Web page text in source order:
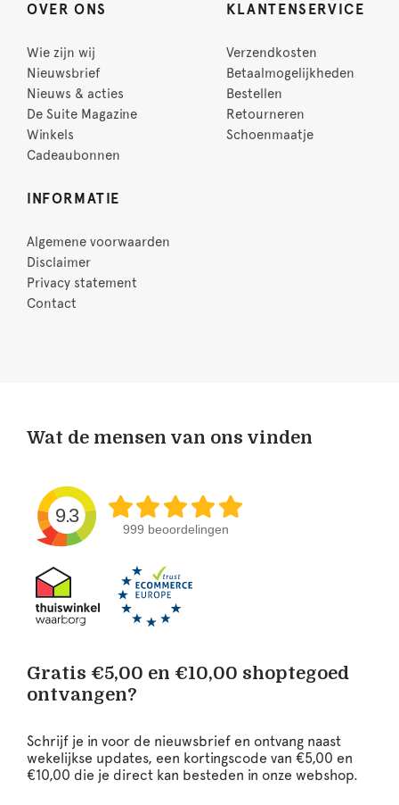
OVER ONS
Wie zijn wij
Nieuwsbrief
Nieuws & acties
De Suite Magazine
Winkels
Cadeaubonnen
KLANTENSERVICE
Verzendkosten
Betaalmogelijkheden
Bestellen
Retourneren
Schoenmaatje
INFORMATIE
Algemene voorwaarden
Disclaimer
Privacy statement
Contact
Wat de mensen van ons vinden
9.3
999 beoordelingen
Gratis €5,00 en €10,00 shoptegoed
ontvangen?
Schrijf je in voor de nieuwsbrief en ontvang naast
wekelijkse updates, een kortingscode van €5,00 en
€10,00 die je direct kan besteden in onze webshop.